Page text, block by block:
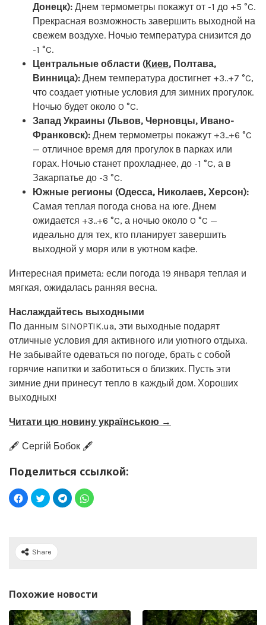
Донецк): Днем термометры покажут от -1 до +5 °C.
Прекрасная возможность завершить выходной на
свежем воздухе. Ночью температура снизится до
-1 °C.
Центральные области (Киев, Полтава,
Винница): Днем температура достигнет +3..+7 °C,
что создает уютные условия для зимних прогулок.
Ночью будет около 0 °C.
Запад Украины (Львов, Черновцы, Ивано-
Франковск): Днем термометры покажут +3..+6 °C
— отличное время для прогулок в парках или
горах. Ночью станет прохладнее, до -1 °C, а в
Закарпатье до -3 °C.
Южные регионы (Одесса, Николаев, Херсон):
Самая теплая погода снова на юге. Днем
ожидается +3..+6 °C, а ночью около 0 °C —
идеально для тех, кто планирует завершить
выходной у моря или в уютном кафе.
Интересная примета: если погода 19 января теплая и
мягкая, ожидалась ранняя весна.
Наслаждайтесь выходными
По данным SINOPTIK.ua, эти выходные подарят
отличные условия для активного или уютного отдыха.
Не забывайте одеваться по погоде, брать с собой
горячие напитки и заботиться о близких. Пусть эти
зимние дни принесут тепло в каждый дом. Хороших
выходных!
Читати цю новину українською →
🖋️ Сергій Бобок 🖋️
Поделиться ссылкой:
Share
Похожие новости